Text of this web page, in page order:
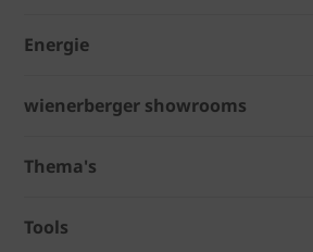
Energie
wienerberger showrooms
Thema's
Tools